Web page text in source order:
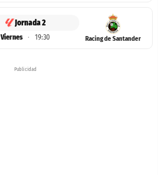
Jornada 2
Viernes · 19:30 Racing de Santander
Publicidad